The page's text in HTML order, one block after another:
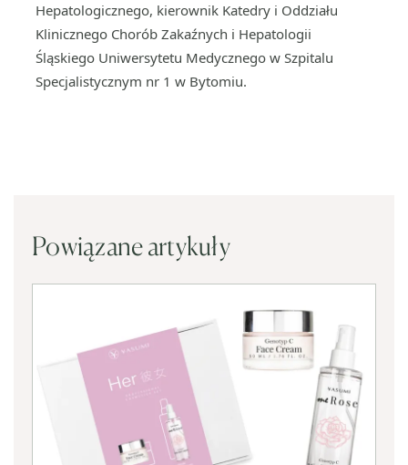
Hepatologicznego, kierownik Katedry i Oddziału
Klinicznego Chorób Zakaźnych i Hepatologii
Śląskiego Uniwersytetu Medycznego w Szpitalu
Specjalistycznym nr 1 w Bytomiu.
Powiązane artykuły